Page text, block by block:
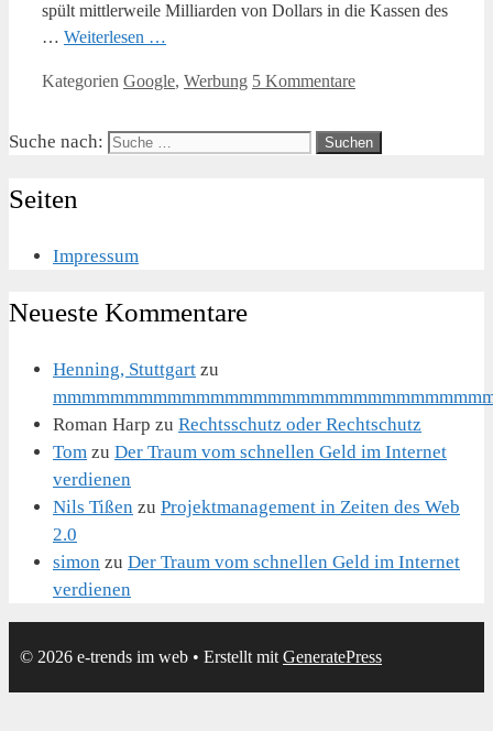
spült mittlerweile Milliarden von Dollars in die Kassen des
… Weiterlesen …
Kategorien Google, Werbung 5 Kommentare
Suche nach:
Seiten
Impressum
Neueste Kommentare
Henning, Stuttgart zu
Roman Harp zu Rechtsschutz oder Rechtschutz
Tom zu Der Traum vom schnellen Geld im Internet
verdienen
Nils Tißen zu Projektmanagement in Zeiten des Web
2.0
simon zu Der Traum vom schnellen Geld im Internet
verdienen
© 2026 e-trends im web • Erstellt mit GeneratePress